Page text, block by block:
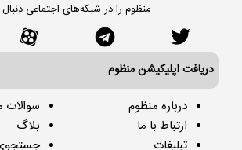
منظوم را در شبکه‌های اجتماعی دنبال
دریافت اپلیکیشن منظوم
درباره منظوم
ارتباط با ما
تبلیغات
سوالات
بلاگ